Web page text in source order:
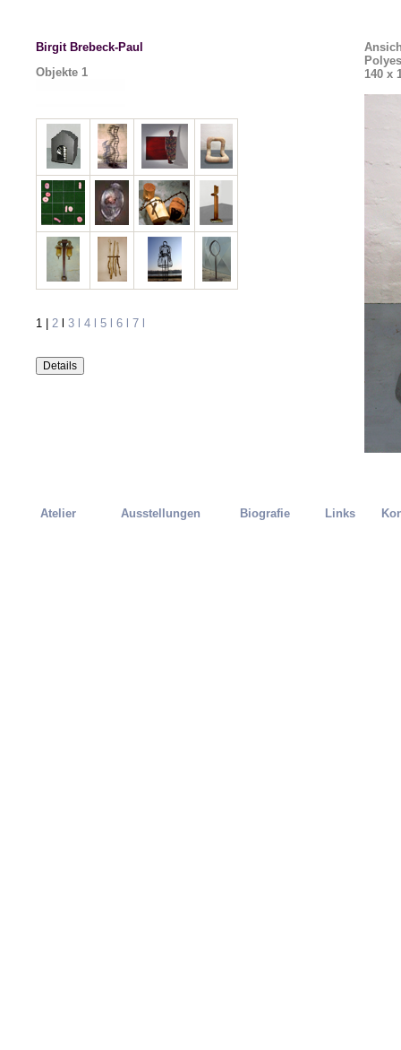
Birgit Brebeck-Paul
Objekte 1
1 2 3 l 4 l 5 l 6 l 7 l
140 x
Atelier Ausstellungen Biografie Links